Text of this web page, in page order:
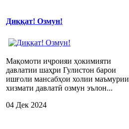
Диққат! Озмун!
Мақомоти иҷроияи ҳокимияти
давлатии шаҳри Гулистон барои
ишғоли мансабҳои холии маъмурии
хизмати давлатӣ озмун эълон...
04 Дек 2024